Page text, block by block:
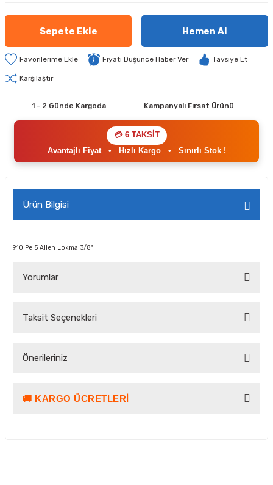
Sepete Ekle Hemen Al
Fiyatı Düşünce Haber Ver Tavsiye Et
Karşılaştır
1 - 2 Günde Kargoda Kampanyalı Fırsat Ürünü
💳 6 TAKSİT
Avantajlı Fiyat• Hızlı Kargo• Sınırlı Stok !
Ürün Bilgisi
910 Pe 5 Allen Lokma 3/8"
Yorumlar
Taksit Seçenekleri
Önerileriniz
Bu ürünün fiyat bilgisi, resim, ürün açıklamalarında ve diğer
🚚 KARGO ÜCRETLERI